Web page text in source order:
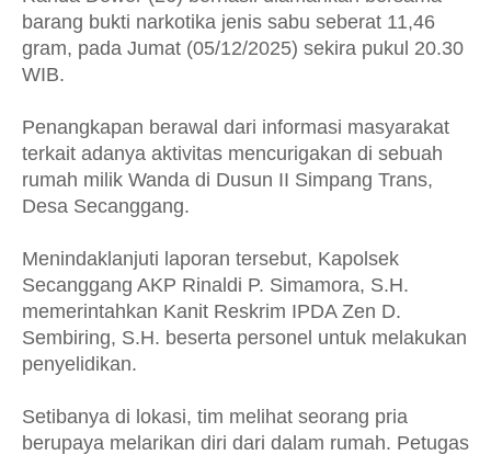
barang bukti narkotika jenis sabu seberat 11,46
gram, pada Jumat (05/12/2025) sekira pukul 20.30
WIB.
Penangkapan berawal dari informasi masyarakat
terkait adanya aktivitas mencurigakan di sebuah
rumah milik Wanda di Dusun II Simpang Trans,
Desa Secanggang.
Menindaklanjuti laporan tersebut, Kapolsek
Secanggang AKP Rinaldi P. Simamora, S.H.
memerintahkan Kanit Reskrim IPDA Zen D.
Sembiring, S.H. beserta personel untuk melakukan
penyelidikan.
Setibanya di lokasi, tim melihat seorang pria
berupaya melarikan diri dari dalam rumah. Petugas